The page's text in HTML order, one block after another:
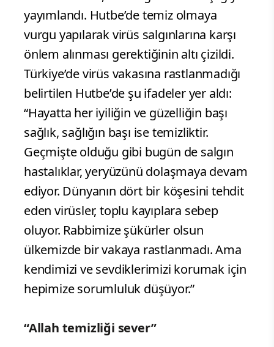
yayımlandı. Hutbe’de temiz olmaya
vurgu yapılarak virüs salgınlarına karşı
önlem alınması gerektiğinin altı çizildi.
Türkiye’de virüs vakasına rastlanmadığı
belirtilen Hutbe’de şu ifadeler yer aldı:
“Hayatta her iyiliğin ve güzelliğin başı
sağlık, sağlığın başı ise temizliktir.
Geçmişte olduğu gibi bugün de salgın
hastalıklar, yeryüzünü dolaşmaya devam
ediyor. Dünyanın dört bir köşesini tehdit
eden virüsler, toplu kayıplara sebep
oluyor. Rabbimize şükürler olsun
ülkemizde bir vakaya rastlanmadı. Ama
kendimizi ve sevdiklerimizi korumak için
hepimize sorumluluk düşüyor.”
“Allah temizliği sever”